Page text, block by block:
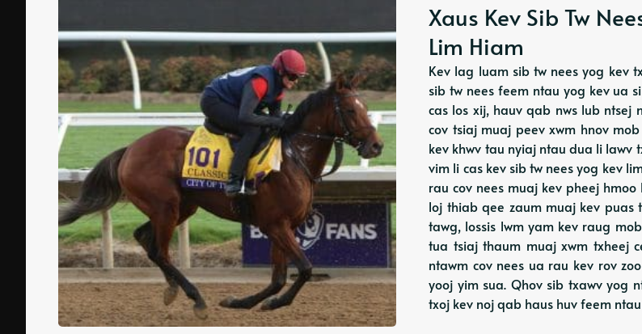
Xaus Kev Sib Tw
Lim Hiam
Kev lag luam sib tw nees yog kev
sib tw nees feem ntau yog kev ua
cas los xij, hauv qab nws lub ntsej
cov tsiaj muaj peev xwm hnov
kev khwv tau nyiaj ntau dua li lawv
vim li cas kev sib tw nees yog kev
rau cov nees muaj kev pheej
loj thiab qee zaum muaj kev puas
tawg, lossis lwm yam kev raug
tua tsiaj thaum muaj xwm txheej
ntawm cov nees ua rau kev rov
yooj yim sua. Qhov sib txawv yog
txoj kev noj qab haus huv feem